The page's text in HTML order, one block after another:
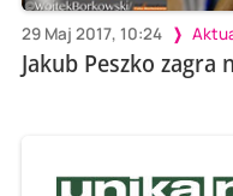
29 Maj 2017, 10:24
Jakub Peszko